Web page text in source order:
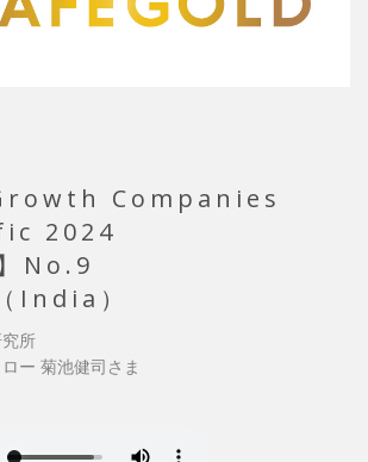
Companies
2024
No.9
India）
所
ー 菊池健司さま